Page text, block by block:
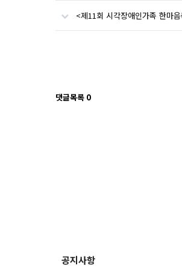
<제11회 시각장애인가족 한마
댓글목록 0
공지사항